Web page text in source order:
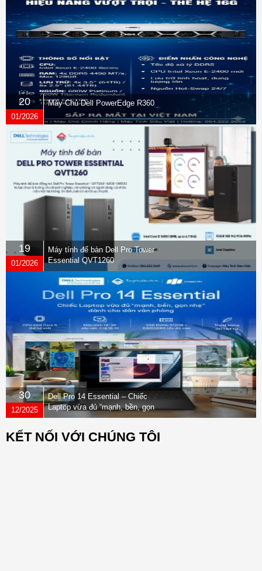
20
01/2026
Máy Chủ Dell PowerEdge R360
19
01/2026
Máy tính để bàn Dell Pro Tower
Essential QVT1260
30
12/2025
Dell Pro 14 Essential – Chiếc
Laptop vừa đủ “mạnh, bền, gọn
nhẹ” dành cho dân văn phòng
KẾT NỐI VỚI CHÚNG TÔI